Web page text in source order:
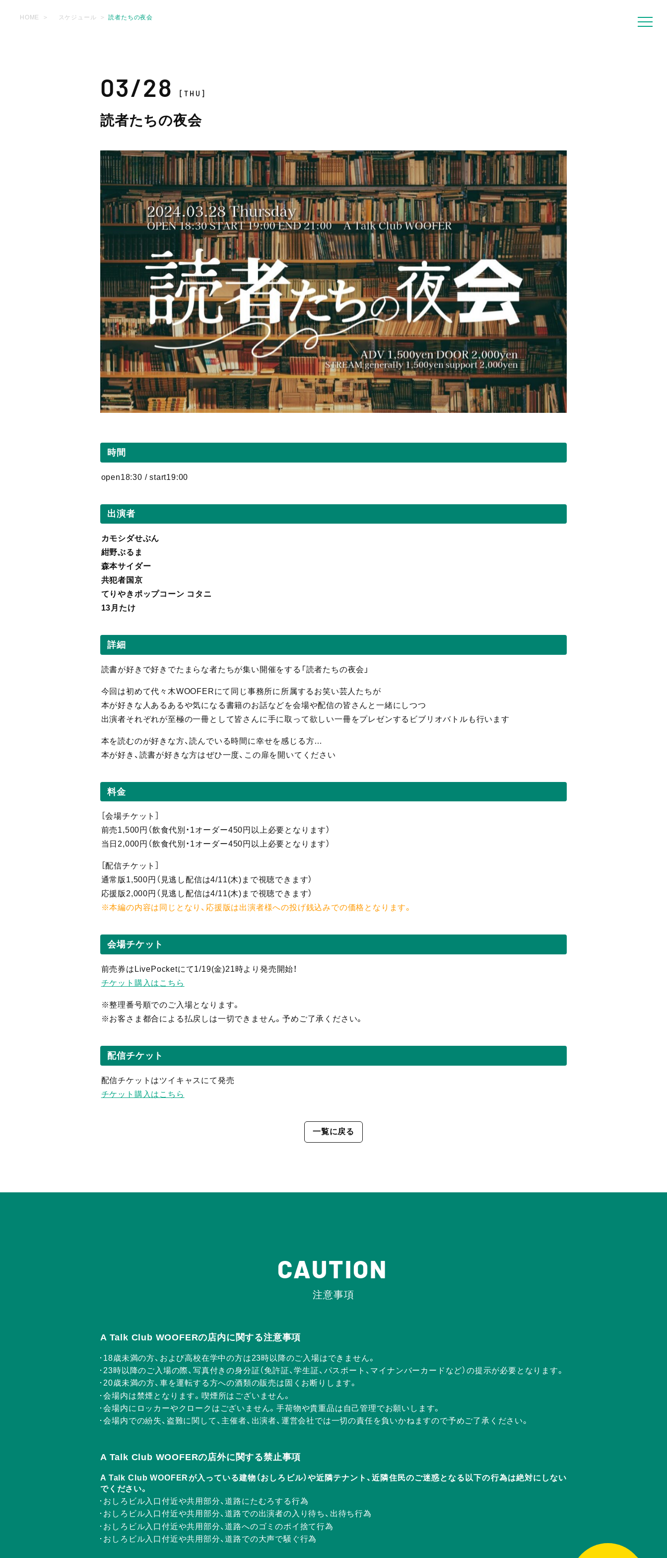
HOME スケジュール 読者たちの夜会
03/28 [THU]
読者たちの夜会
時間
open18:30 / start19:00
出演者
カモシダせぶん
紺野ぶるま
森本サイダー
共犯者国京
てりやきポップコーン コタニ
13月たけ
詳細
読書が好きで好きでたまらな者たちが集い開催をする「読者たちの夜会」
今回は初めて代々木WOOFERにて同じ事務所に所属するお笑い芸人たちが
本が好きな人あるあるや気になる書籍のお話などを会場や配信の皆さんと一緒にしつつ
出演者それぞれが至極の一冊として皆さんに手に取って欲しい一冊をプレゼンするビブリオバトルも行います
本を読むのが好きな方、読んでいる時間に幸せを感じる方…
本が好き、読書が好きな方はぜひ一度、この扉を開いてください
料金
［会場チケット］
前売1,500円（飲食代別・1オーダー450円以上必要となります）
当日2,000円（飲食代別・1オーダー450円以上必要となります）
［配信チケット］
通常版1,500円（見逃し配信は4/11(木)まで視聴できます）
応援版2,000円（見逃し配信は4/11(木)まで視聴できます）
※本編の内容は同じとなり、応援版は出演者様への投げ銭込みでの価格となります。
会場チケット
前売券はLivePocketにて1/19(金)21時より発売開始！
チケット購入はこちら
※整理番号順でのご入場となります。
※お客さま都合による払戻しは一切できません。予めご了承ください。
配信チケット
配信チケットはツイキャスにて発売
チケット購入はこちら
一覧に戻る
CAUTION
注意事項
A Talk Club WOOFERの店内に関する注意事項
18歳未満の方、および高校在学中の方は23時以降のご入場はできません。
23時以降のご入場の際、写真付きの身分証（免許証、学生証、パスポート、マイナンバーカードなど）の提示が必要となります。
20歳未満の方、車を運転する方への酒類の販売は固くお断りします。
会場内は禁煙となります。喫煙所はございません。
会場内にロッカーやクロークはございません。手荷物や貴重品は自己管理でお願いします。
会場内での紛失、盗難に関して、主催者、出演者、運営会社では一切の責任を負いかねますので予めご了承ください。
A Talk Club WOOFERの店外に関する禁止事項
A Talk Club WOOFERが入っている建物（おしろビル）や近隣テナント、近隣住民のご迷惑となる以下の行為は絶対にしない
でください。
おしろビル入口付近や共用部分、道路にたむろする行為
おしろビル入口付近や共用部分、道路での出演者の入り待ち、出待ち行為
おしろビル入口付近や共用部分、道路へのゴミのポイ捨て行為
おしろビル入口付近や共用部分、道路での大声で騒ぐ行為